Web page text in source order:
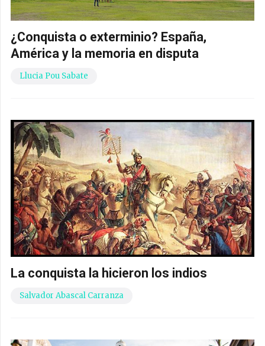
¿Conquista o exterminio? España,
América y la memoria en disputa
Llucia Pou Sabate
La conquista la hicieron los indios
Salvador Abascal Carranza